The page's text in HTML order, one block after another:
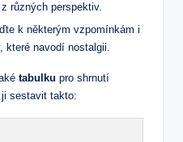
různých perspektiv.
k některým vzpomínkám i
které navodí nostalgii.
tabulku pro shrnutí
sestavit takto: